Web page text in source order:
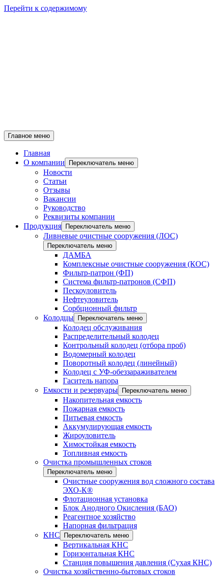
Перейти к содержимому
Главное меню
Главная
О компании
Переключатель меню
Новости
Статьи
Отзывы
Вакансии
Руководство
Реквизиты компании
Продукция
Переключатель меню
Ливневые очистные сооружения (ЛОС)
Переключатель меню
ДАМБА
Комплексные очистные сооружения (КОС)
Фильтр-патрон (ФП)
Система фильтр-патронов (СФП)
Пескоуловитель
Нефтеуловитель
Сорбционный фильтр
Колодцы
Переключатель меню
Колодец обслуживания
Распределительный колодец
Контрольный колодец (отбора проб)
Водомерный колодец
Поворотный колодец (линейный)
Колодец с УФ-обеззараживателем
Гаситель напора
Емкости и резервуары
Переключатель меню
Накопительная емкость
Пожарная емкость
Питьевая емкость
Аккумулирующая емкость
Жироуловитель
Химостойкая емкость
Топливная емкость
Очистка промышленных стоков
Переключатель меню
Очистные сооружения вод сложного состава
ЭХО-К®
Флотационная установка
Блок Анодного Окисления (БАО)
Реагентное хозяйство
Напорная фильтрация
КНС
Переключатель меню
Вертикальная КНС
Горизонтальная КНС
Станция повышения давления (Сухая КНС)
Очистка хозяйственно-бытовых стоков